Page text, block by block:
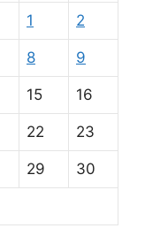
1 2
8 9
15 16
22 23
29 30